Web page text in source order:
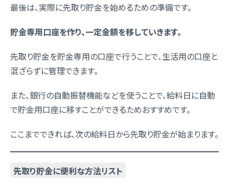
最後は、実際に先取り貯金を始めるための準備です。
貯金専用口座を作り、一定金額を移していきます。
先取り貯金を貯金専用の口座で行うことで、生活用の口座と
混ざらずに管理できます。
また、銀行の自動振替機能などを使うことで、給料日に自動
で貯金用口座に移すことができるためおすすめです。
ここまでできれば、次の給料日から先取り貯金が始まります。
先取り貯金に便利な方法リスト